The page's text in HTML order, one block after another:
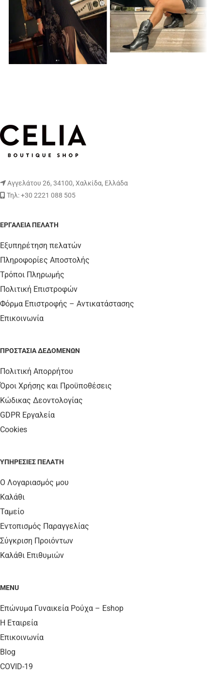
Αγγελάτου 26, 34100, Χαλκίδα, Ελλάδα
Τηλ: +30 2221 088 505
ΕΡΓΑΛΕΊΑ ΠΕΛΆΤΗ
Εξυπηρέτηση πελατών
Πληροφορίες Αποστολής
Τρόποι Πληρωμής
Πολιτική Επιστροφών
Φόρμα Επιστροφής – Αντικατάστασης
Επικοινωνία
ΠΡΟΣΤΑΣΊΑ ΔΕΔΟΜΈΝΩΝ
Πολιτική Απορρήτου
Όροι Χρήσης και Προϋποθέσεις
Κώδικας Δεοντολογίας
GDPR Εργαλεία
Cookies
ΥΠΗΡΕΣΊΕΣ ΠΕΛΆΤΗ
Ο Λογαριασμός μου
Καλάθι
Ταμείο
Εντοπισμός Παραγγελίας
Σύγκριση Προιόντων
Καλάθι Επιθυμιών
MENU
Επώνυμα Γυναικεία Ρούχα – Eshop
Η Εταιρεία
Επικοινωνία
Blog
COVID-19